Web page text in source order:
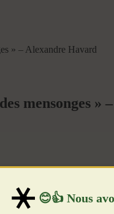
» – Alexandre Havard
mensonges »